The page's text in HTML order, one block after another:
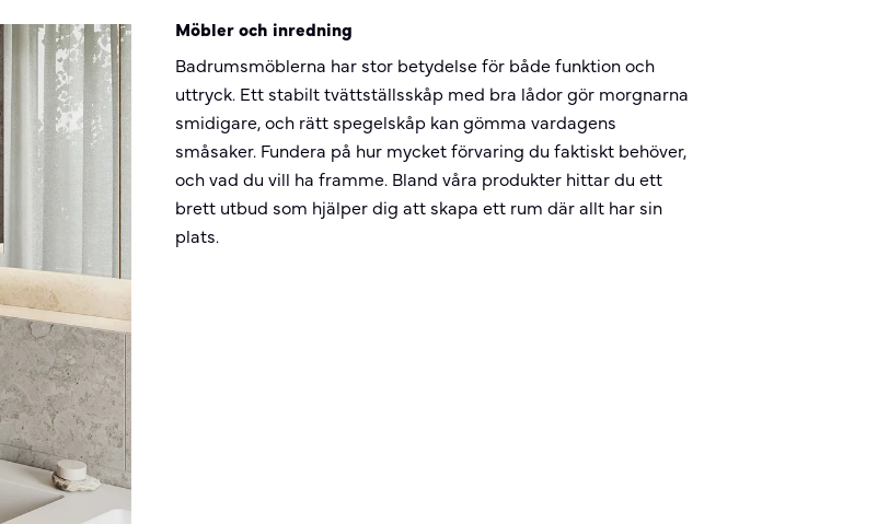
Möbler och inredning
Badrumsmöblerna har stor betydelse för både funktion och
uttryck. Ett stabilt tvättställsskåp med bra lådor gör morgnarna
smidigare, och rätt spegelskåp kan gömma vardagens
småsaker. Fundera på hur mycket förvaring du faktiskt behöver,
och vad du vill ha framme. Bland våra produkter hittar du ett
brett utbud som hjälper dig att skapa ett rum där allt har sin
plats.